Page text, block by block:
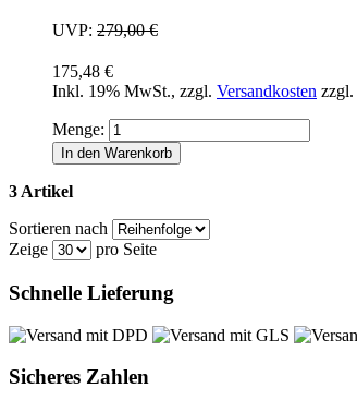
UVP: 279,00 €
175,48 €
Inkl. 19% MwSt., zzgl. Versandkosten zzgl.
Menge:
In den Warenkorb
3 Artikel
Sortieren nach
Zeige
pro Seite
Schnelle Lieferung
Sicheres Zahlen